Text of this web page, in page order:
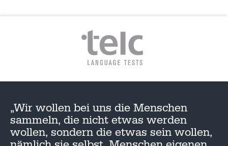
„Wir wollen bei uns die Menschen
sammeln, die nicht etwas werden
wollen, sondern die etwas sein wollen,